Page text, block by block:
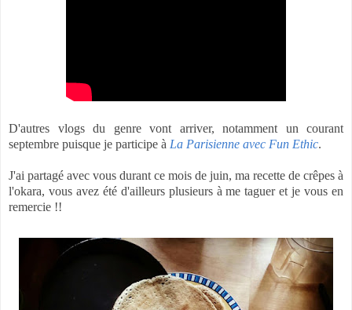
D'autres vlogs du genre vont arriver, notamment un courant
septembre puisque je participe à La Parisienne avec Fun Ethic.
J'ai partagé avec vous durant ce mois de juin, ma recette de crêpes à
l'okara, vous avez été d'ailleurs plusieurs à me taguer et je vous en
remercie !!